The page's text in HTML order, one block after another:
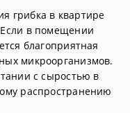
грибка в квартире
в помещении
благоприятная
микроорганизмов.
с сыростью в
распространению